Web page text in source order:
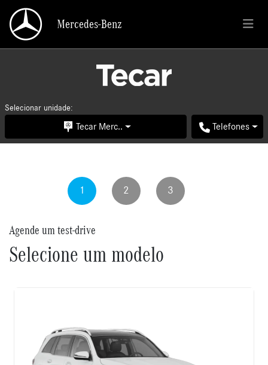
Mercedes-Benz
Selecionar unidade:
Tecar Merc.. Telefones
1 2 3
Agende um test-drive
Selecione um modelo
Mercedes-Benz